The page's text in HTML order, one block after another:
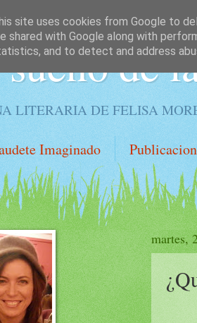
de
LITERARIA DE FELISA
Imaginado
martes,
site uses cookies from Google to
shared with Google along with
and to detect and address